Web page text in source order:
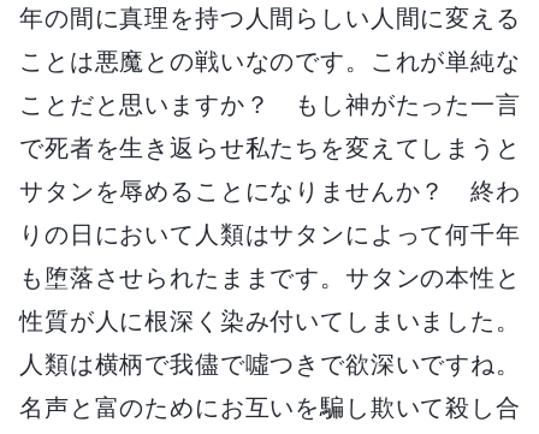
年の間に真理を持つ人間らしい人間に変える
ことは悪魔との戦いなのです。これが単純な
ことだと思いますか？ もし神がたった一言
で死者を生き返らせ私たちを変えてしまうと
サタンを辱めることになりませんか？ 終わ
りの日において人類はサタンによって何千年
も堕落させられたままです。サタンの本性と
性質が人に根深く染み付いてしまいました。
人類は横柄で我儘で噓つきで欲深いですね。
名声と富のためにお互いを騙し欺いて殺し合